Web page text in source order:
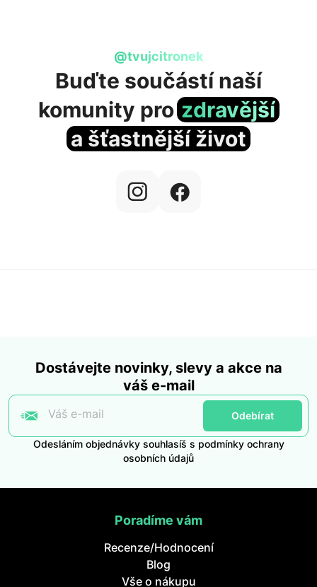
@tvujcitronek
Buďte součástí naší
komunity pro zdravější
a šťastnější život
Dostávejte novinky, slevy a akce na
váš e-mail
Odebírat
Váš e-mail
Odesláním objednávky souhlasíš s podmínky ochrany
osobních údajů
Poradíme vám
Recenze/Hodnocení
Blog
Vše o nákupu